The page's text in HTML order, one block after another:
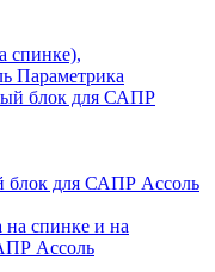
спинке),
Параметрика
блок для САПР Ассоль